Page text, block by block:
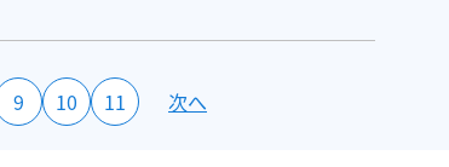
9 10 11 次へ